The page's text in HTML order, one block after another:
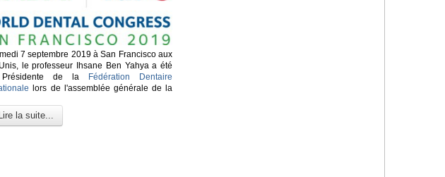
7 septembre 2019 à San Francisco aux
le professeur Ihsane Ben Yahya a été
de la
Fédération Dentaire
lors de l'assemblée générale de la
Lire la suite...